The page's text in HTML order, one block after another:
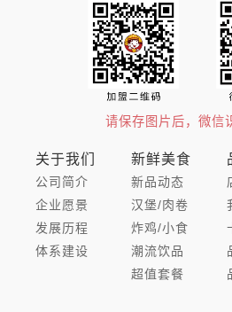
请保存图片后，微信
关于我们
公司简介
企业愿景
发展历程
体系建设
新鲜美食
新品动态
汉堡/肉卷
炸鸡/小食
潮流饮品
超值套餐